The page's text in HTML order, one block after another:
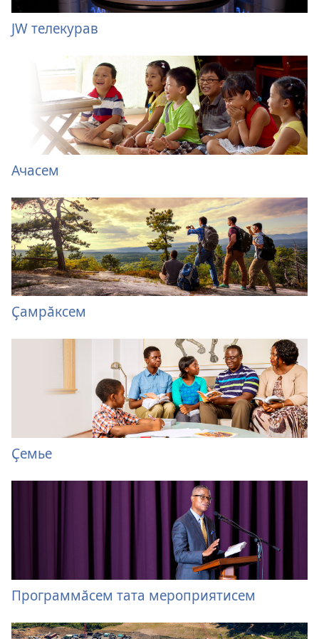
JW телекурав
Ачасем
Ҫамрӑксем
Ҫемье
Программӑсем тата мероприятисем